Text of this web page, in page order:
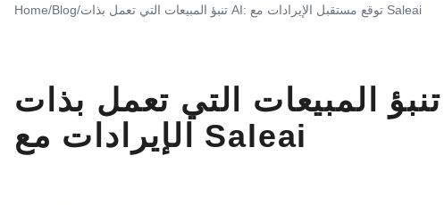
Home/Blog/ تنبؤ المبيعات التي تعمل بذات AI: توقع مستقبل الإيرادات مع Saleai
تنبؤ المبيعات التي تعمل بذات AI: توقع مستقبل
الإيرادات مع Saleai